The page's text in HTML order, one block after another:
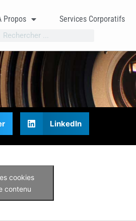
Propos Services Corporatifs
LinkedIn
cookies
contenu